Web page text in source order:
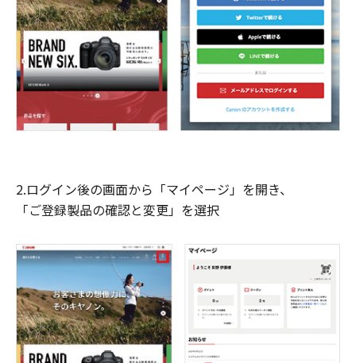
2.ログイン後の画面から「マイページ」を開き、
「ご登録製品の確認と変更」を選択